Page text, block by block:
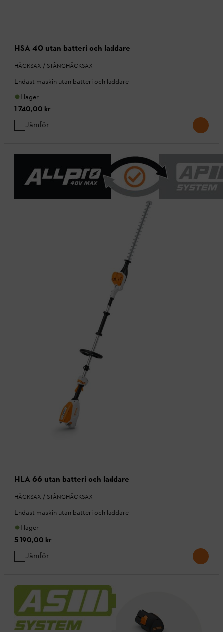
HSA 40 utan batteri och laddare
HÄCKSAX / STÅNGHÄCKSAX
Endast maskin utan batteri och laddare
I lager
1 740,00 kr
Jämför
HLA 66 utan batteri och laddare
HÄCKSAX / STÅNGHÄCKSAX
Endast maskin utan batteri och laddare
I lager
5 190,00 kr
Jämför